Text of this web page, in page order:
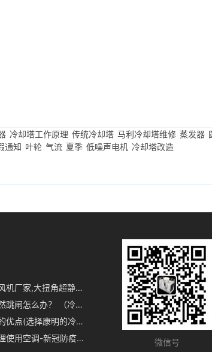
冷却塔工作原理 传统冷却塔 马利冷却塔维修 蒸发器
通知 叶轮 气流 夏季 低噪声电机 冷却塔改造
大扭角超静音冷却塔风机厂家,大扭角超静音冷却塔风机厂家
玻璃钢冷却塔风机突然跳闸怎么办？ （冷却塔风机跳闸的原因）,玻璃钢冷却塔风机配件
康明节能空调冷却塔的优点(选择康明的冷却塔原因)
办公场所如何科学合理使用空调-新冠防疫小知识
微信号